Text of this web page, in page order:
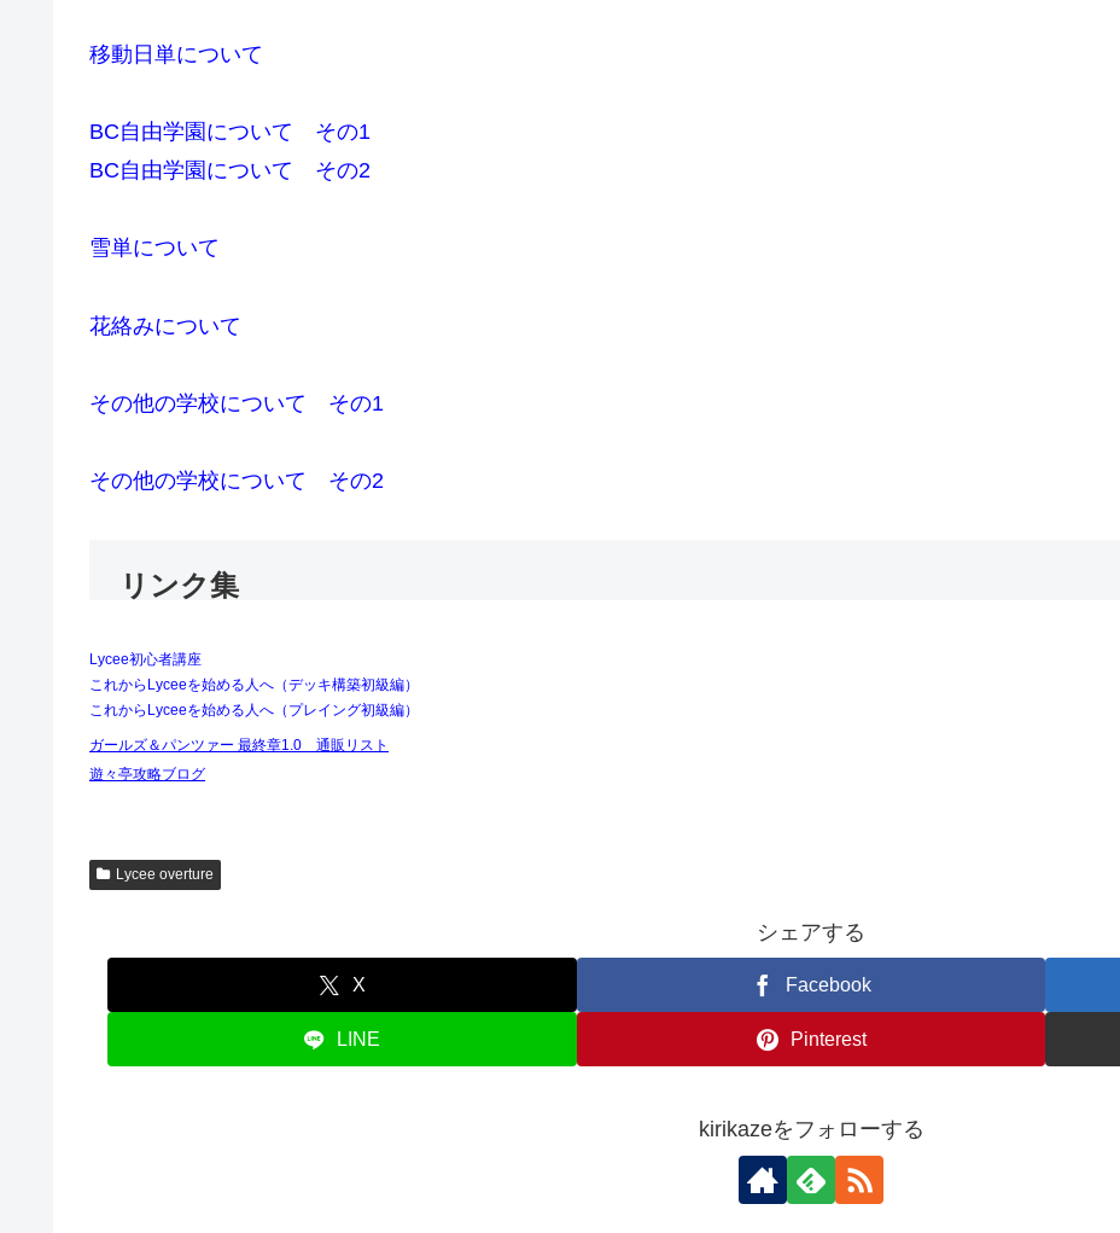
移動日単について
BC自由学園について その1
BC自由学園について その2
雪単について
花絡みについて
その他の学校について その1
その他の学校について その2
リンク集
Lycee初心者講座
これからLyceeを始める人へ（デッキ構築初級編）
これからLyceeを始める人へ（プレイング初級編）
ガールズ＆パンツァー 最終章1.0 通販リスト
遊々亭攻略ブログ
Lycee overture
シェアする
X Facebook
LINE Pinterest
kirikazeをフォローする